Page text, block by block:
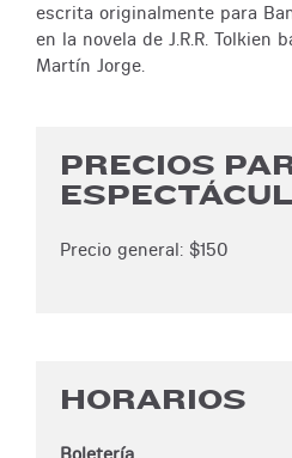
escrita originalmente para
en la novela de J.R.R. Tolkien
Martín Jorge.
PRECIOS
Precio general: $150
HORARIOS